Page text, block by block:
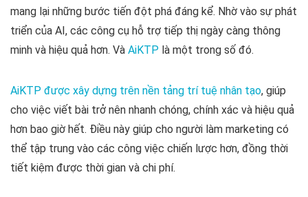
mang lại những bước tiến đột phá đáng kể. Nhờ vào sự phát
triển của AI, các công cụ hỗ trợ tiếp thị ngày càng thông
minh và hiệu quả hơn. Và AiKTP là một trong số đó.
AiKTP được xây dựng trên nền tảng trí tuệ nhân tạo, giúp
cho việc viết bài trở nên nhanh chóng, chính xác và hiệu quả
hơn bao giờ hết. Điều này giúp cho người làm marketing có
thể tập trung vào các công việc chiến lược hơn, đồng thời
tiết kiệm được thời gian và chi phí.